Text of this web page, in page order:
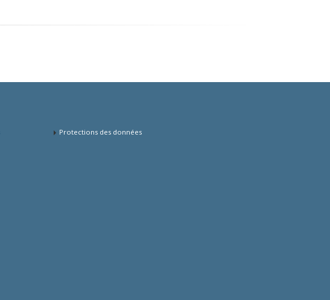
Protections des données